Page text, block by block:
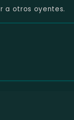
a otros oyentes.